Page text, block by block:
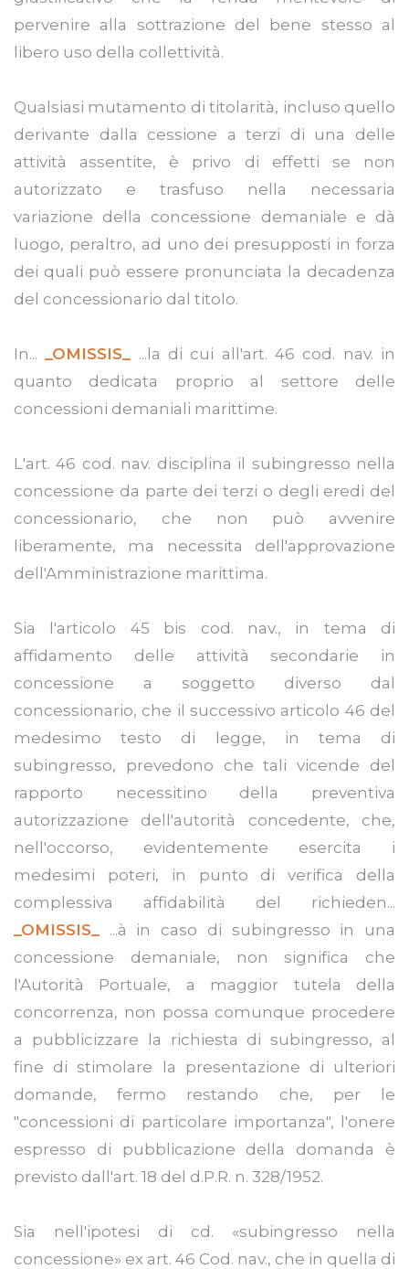
pervenire alla sottrazione del bene stesso al
libero uso della collettività.
Qualsiasi mutamento di titolarità, incluso quello
derivante dalla cessione a terzi di una delle
attività assentite, è privo di effetti se non
autorizzato e trasfuso nella necessaria
variazione della concessione demaniale e dà
luogo, peraltro, ad uno dei presupposti in forza
dei quali può essere pronunciata la decadenza
del concessionario dal titolo.
In... _OMISSIS_
...la di cui all'art. 46 cod. nav. in
quanto dedicata proprio al settore delle
concessioni demaniali marittime.
L'art. 46 cod. nav. disciplina il subingresso nella
concessione da parte dei terzi o degli eredi del
concessionario, che non può avvenire
liberamente, ma necessita dell'approvazione
dell'Amministrazione marittima.
Sia l'articolo 45 bis cod. nav., in tema di
affidamento delle attività secondarie in
concessione a soggetto diverso dal
concessionario, che il successivo articolo 46 del
medesimo testo di legge, in tema di
subingresso, prevedono che tali vicende del
rapporto necessitino della preventiva
autorizzazione dell'autorità concedente, che,
nell'occorso, evidentemente esercita i
medesimi poteri, in punto di verifica della
complessiva affidabilità del richieden...
_OMISSIS_
...à in caso di subingresso in una
concessione demaniale, non significa che
l'Autorità Portuale, a maggior tutela della
concorrenza, non possa comunque procedere
a pubblicizzare la richiesta di subingresso, al
fine di stimolare la presentazione di ulteriori
domande, fermo restando che, per le
"concessioni di particolare importanza", l'onere
espresso di pubblicazione della domanda è
previsto dall'art. 18 del d.P.R. n. 328/1952.
Sia nell'ipotesi di cd. «subingresso nella
concessione» ex art. 46 Cod. nav., che in quella di